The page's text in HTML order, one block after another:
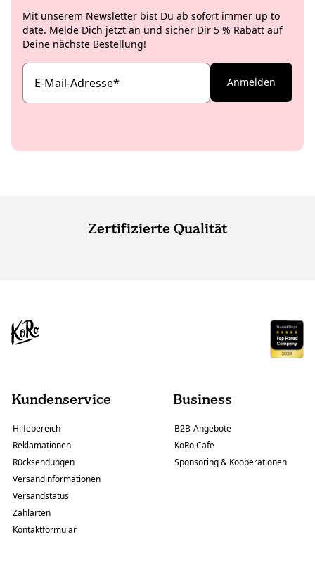
Mit unserem Newsletter bist Du ab sofort immer up to
date. Melde Dich jetzt an und sicher Dir 5 % Rabatt auf
Deine nächste Bestellung!
E-Mail-Adresse* Anmelden
Zertifizierte Qualität
Kundenservice
Hilfebereich
Reklamationen
Rücksendungen
Versandinformationen
Versandstatus
Zahlarten
Kontaktformular
Business
B2B-Angebote
KoRo Cafe
Sponsoring & Kooperationen